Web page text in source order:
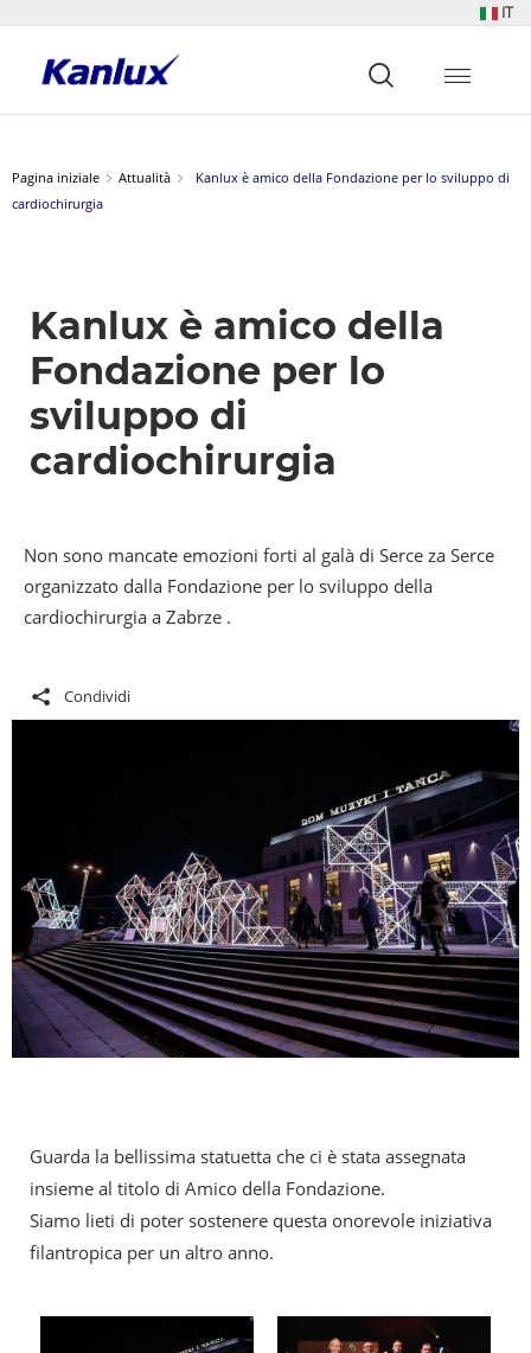
IT
główna
Pagina iniziale Attualità
Kanlux è amico della Fondazione per lo sviluppo di
cardiochirurgia
Kanlux è amico della
Fondazione per lo
sviluppo di
cardiochirurgia
Non sono mancate emozioni forti al galà di Serce za Serce
organizzato dalla Fondazione per lo sviluppo della
cardiochirurgia a Zabrze .
Condividi
Guarda la bellissima statuetta che ci è stata assegnata
insieme al titolo di Amico della Fondazione.
Siamo lieti di poter sostenere questa onorevole iniziativa
filantropica per un altro anno.